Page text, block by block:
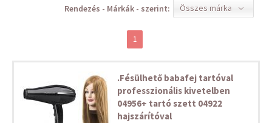
Összes márka
Rendezés - Márkák - szerint:
1
.Fésülhető babafej tartóval
professzionális kivetelben
04956+ tartó szett 04922
hajszárítóval